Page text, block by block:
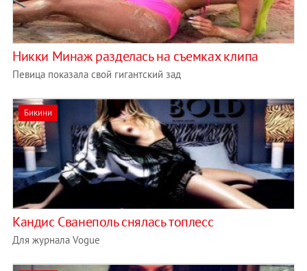
Никки Минаж разделась на съемках клипа
Певица показала свой гигантский зад
Бикини
Кандис Сванеполь снялась топлесс
Для журнала Vogue